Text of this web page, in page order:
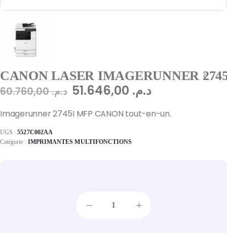
CANON LASER IMAGERUNNER
د.م.60.760,00 د.م.
Imagerunner 2745I MFP CANON tout-en-un.
UGS :5527C002AA
Catégorie : IMPRIMANTES MULTIFONCTIONS